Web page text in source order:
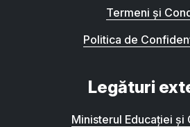
Termeni și
Politica de
Legături
Ministerul Educației și